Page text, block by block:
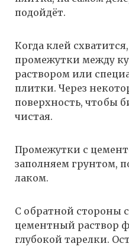
подойдёт.
Когда клей
промежутки между
раствором или
плитки. Через
поверхность, чтобы
чистая.
Промежутки с
заполняем грунтом,
лаком.
С обратной стороны
цементный раствор
глубокой тарелки.